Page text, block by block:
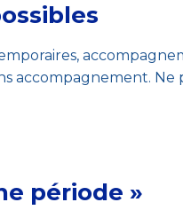
accompagnement.
période »